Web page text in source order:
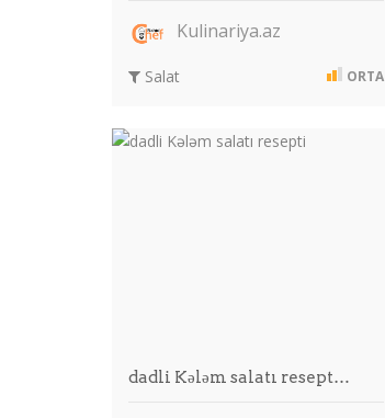
Kulinariya.az
Salat ORTA
dadli Kələm salatı resept…